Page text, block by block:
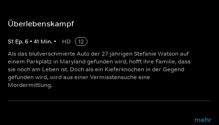
Überlebenskampf
S1 Ep.6 • 41 Min. • HD
12
Als das blutverschmierte Auto der 27-jährigen Stefanie Watson auf
einem Parkplatz in Maryland gefunden wird, hofft ihre Familie, dass
sie noch am Leben ist. Doch als ein Kieferknochen in der Gegend
gefunden wird, wird aus einer Vermisstensuche eine
Mordermittlung.
mehr